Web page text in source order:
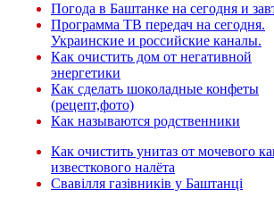
Погода в Баштанке на сегодня и
Программа ТВ передач на сегодня.
Украинские и российские каналы.
Как очистить дом от негативной
энергетики
Как сделать шоколадные конфеты
(рецепт,фото)
Как называются родственники
Как очистить унитаз от мочевого
известкового налёта
Свавілля газівників у Баштанці